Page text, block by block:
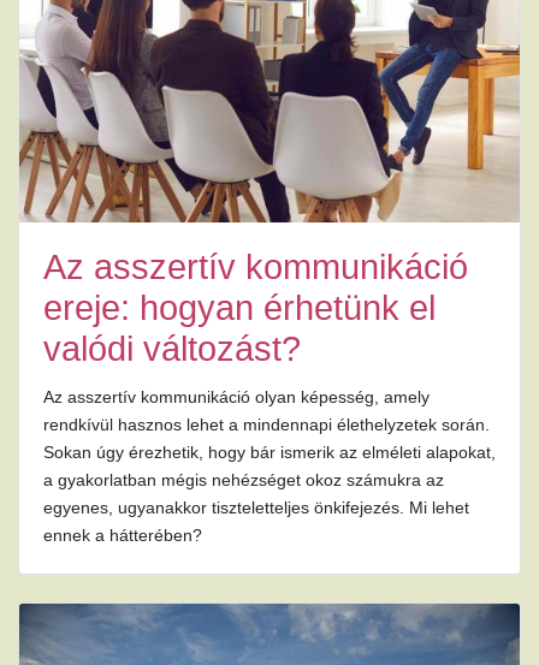
Az asszertív kommunikáció
ereje: hogyan érhetünk el
valódi változást?
Az asszertív kommunikáció olyan képesség, amely
rendkívül hasznos lehet a mindennapi élethelyzetek során.
Sokan úgy érezhetik, hogy bár ismerik az elméleti alapokat,
a gyakorlatban mégis nehézséget okoz számukra az
egyenes, ugyanakkor tiszteletteljes önkifejezés. Mi lehet
ennek a hátterében?